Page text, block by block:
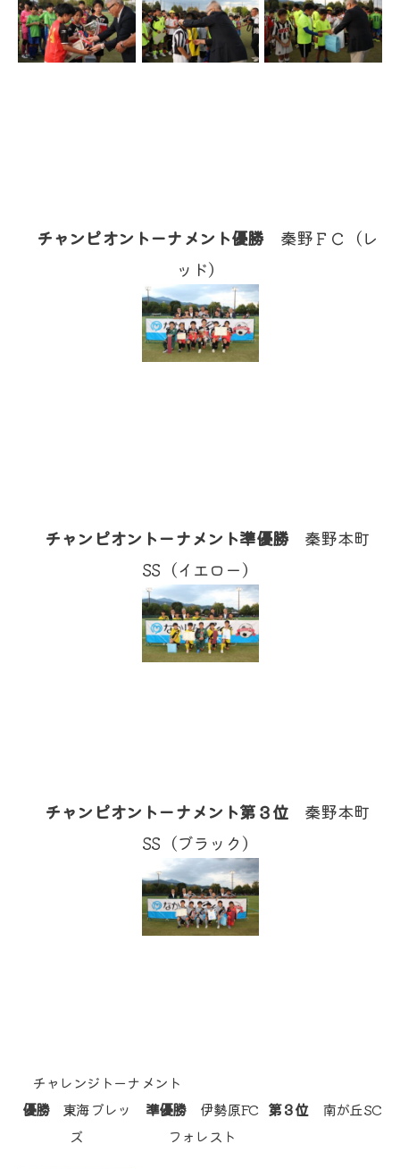
チャンピオントーナメント優勝秦野ＦＣ（レ
ッド）
チャンピオントーナメント準優勝秦野本町
SS（イエロー）
チャンピオントーナメント第３位 秦野本町
SS（ブラック）
チャレンジトーナメント
優勝 東海ブレッ
ズ
準優勝 伊勢原FC
フォレスト
第３位 南が丘SC